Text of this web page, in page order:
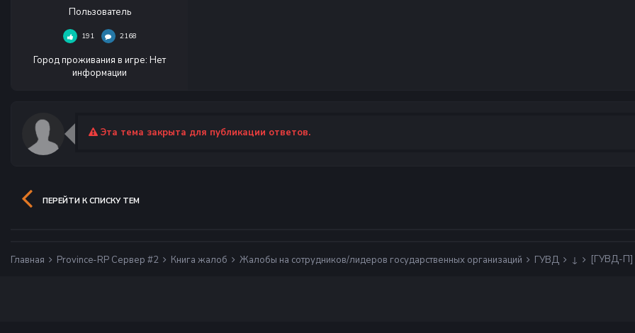
Пользователь
191 2168
Город проживания в игре: Нет
информации
Эта тема закрыта для публикации ответов.
ПЕРЕЙТИ К СПИСКУ ТЕМ
Главная Province-RP Сервер #2 Книга жалоб Жалобы на сотрудников/лидеров государственных организаций ГУВД ↓ [ГУВД-П]